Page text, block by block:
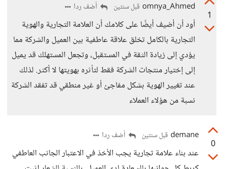
1
omnya_Ahmed قبل سنتين أضف ردا
أود أن أضيف أيضًا على كلامك أن العلامة التجارية والهوية
التجارية بالكامل تخلق علاقة عاطفية بين العميل والشركة مما
يؤدي إلى زيادة الثقة في المستقبل، وتجعل المستهلك قد يميل
إلى إختيار منتجات الشركة فقط لتأثره بهويتها لا أكثر. لذلك
عند تغيير الهوية بشكل مفاجئ أو غير منطقي قد تفقد الشركة
نسبة من هؤلاء العملاء
0
demane قبل سنتين أضف ردا
عند بناء علامة تجارية يجب الأخذ في الاعتبار الجانب العاطفي